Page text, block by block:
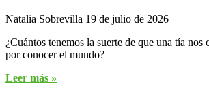
Natalia Sobrevilla 19 de julio de 2026
¿Cuántos tenemos la suerte de que una tía nos
por conocer el mundo?
Leer más »